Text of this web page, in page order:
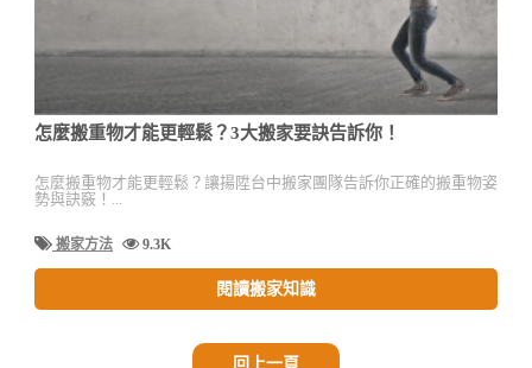
怎麼搬重物才能更輕鬆？3大搬家要訣告訴你！
怎麼搬重物才能更輕鬆？讓揚陞台中搬家團隊告訴你正確的搬重物姿
勢與訣竅！...
搬家方法 9.3K
閱讀搬家知識
回上一頁